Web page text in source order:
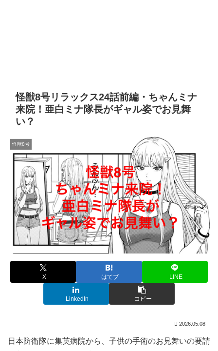
怪獣8号リラックス24話前編・ちゃんミナ
来院！亜白ミナ隊長がギャル姿でお見舞
い？
怪獣8号
X はてブ LINE
LinkedIn コピー
2026.05.08
日本防衛隊に集英病院から、子供の手術のお見舞いの要請